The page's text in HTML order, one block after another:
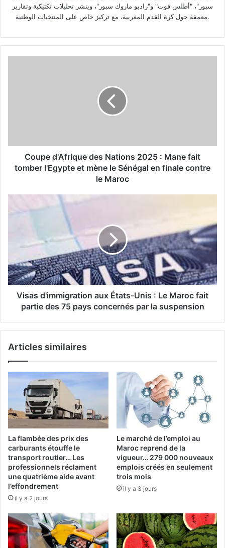
سبور"، "أطلس فوت" و"راديو ماروك سبور"، وينشر تحليلات تكتيكية وتقارير
معمقة حول كرة القدم المغربية، مع تركيز خاص على المنتخبات الوطنية.
tomber
l'Egypte
Maroc
Coupe d'Afrique des Nations 2025 : Mane fait
tomber l'Egypte et mène le Sénégal en finale contre
le Maroc
d'immigration
Le
Maroc
fait
partie
par
Visas d'immigration aux États-Unis : Le Maroc fait
partie des 75 pays concernés par la suspension
Articles similaires
La flambée des prix des
carburants étouffe le
transport routier… Les
professionnels réclament
une quatrième aide avant
l’effondrement
il y a 2 jours
Le marché de l’emploi au
Maroc reprend de la
vigueur… 279 000 nouveaux
emplois créés en seulement
trois mois
il y a 3 jours